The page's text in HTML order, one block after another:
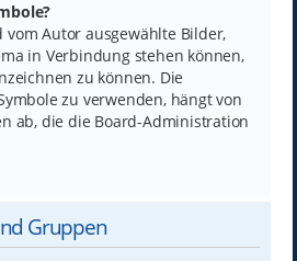
vom Autor ausgewählte Bilder,
in Verbindung stehen können,
zu können. Die
zu verwenden, hängt von
ab, die die Board-Administration
Gruppen